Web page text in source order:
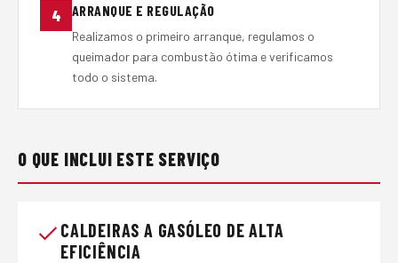
4 ARRANQUE E REGULAÇÃO
Realizamos o primeiro arranque, regulamos o
queimador para combustão ótima e verificamos
todo o sistema.
O QUE INCLUI ESTE SERVIÇO
CALDEIRAS A GASÓLEO DE ALTA
EFICIÊNCIA